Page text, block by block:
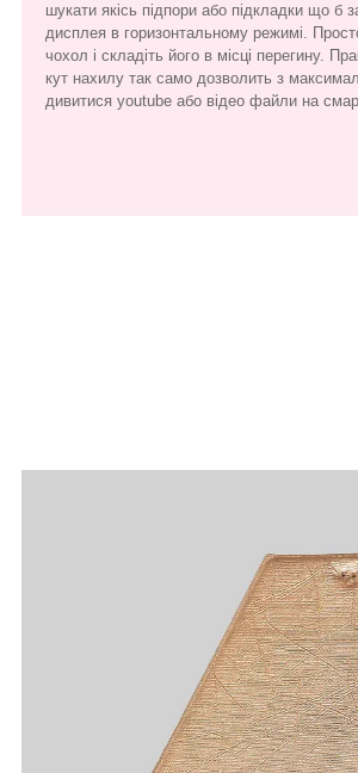
шукати якісь підпори або підкладки що б
дисплея в горизонтальному режимі.
чохол і складіть його в місці перегину.
кут нахилу так само дозволить з
дивитися youtube або відео файли на